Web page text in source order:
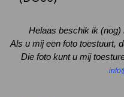
Helaas beschik ik (nog)
Als u mij een foto toestuurt,
Die foto kunt u mij